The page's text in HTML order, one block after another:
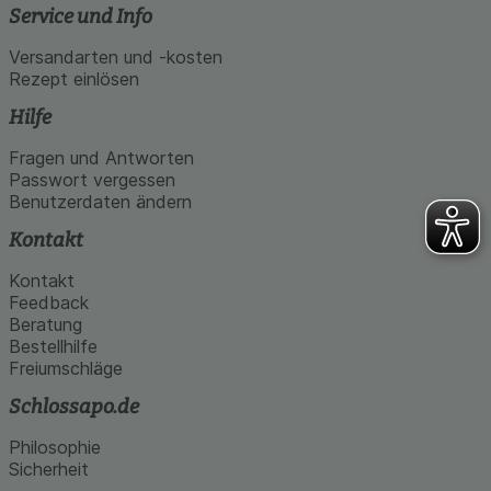
Service und Info
Versandarten und -kosten
Rezept einlösen
Hilfe
Fragen und Antworten
Passwort vergessen
Benutzerdaten ändern
Kontakt
Kontakt
Feedback
Beratung
Bestellhilfe
Freiumschläge
Schlossapo.de
Philosophie
Sicherheit